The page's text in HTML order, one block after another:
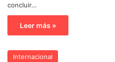
concluir…
Leer más »
Internacional